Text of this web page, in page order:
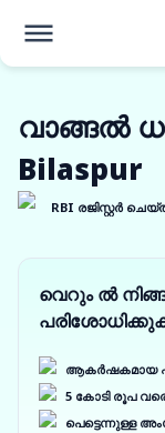
വാങ്ങൽ
Bilaspur
RBI രജിസ്റ്റർ
വെറും ൽ
ആകർഷകമായ
5 കോടി രൂപ
പെട്ടെന്നുള്ള